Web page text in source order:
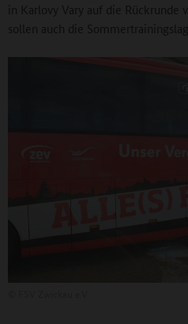
in Karlovy Vary auf die
sollen auch die